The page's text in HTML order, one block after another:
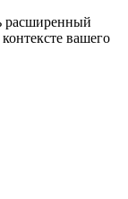
расширенный
вашего